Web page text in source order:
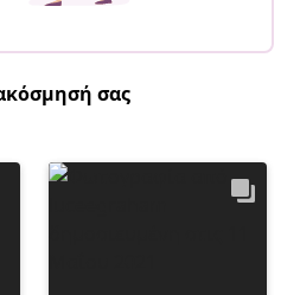
σας